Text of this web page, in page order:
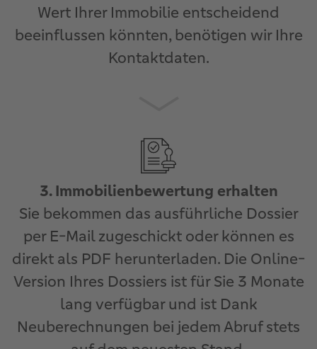
Wert Ihrer Immobilie entscheidend
beeinflussen könnten, benötigen wir Ihre
Kontaktdaten.
3. Immobilienbewertung erhalten
Sie bekommen das ausführliche Dossier
per E-Mail zugeschickt oder können es
direkt als PDF herunterladen. Die Online-
Version Ihres Dossiers ist für Sie 3 Monate
lang verfügbar und ist Dank
Neuberechnungen bei jedem Abruf stets